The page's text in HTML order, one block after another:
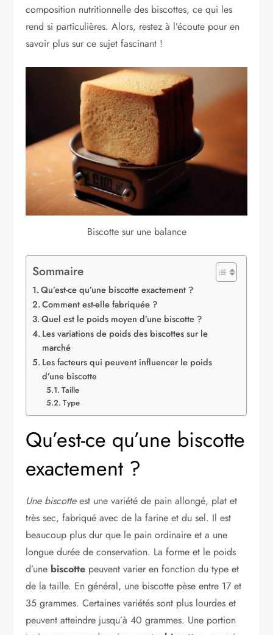
composition nutritionnelle des biscottes, ce qui les
rend si particulières. Alors, restez à l’écoute pour en
savoir plus sur ce sujet fascinant !
Biscotte sur une balance
Sommaire
Qu’est-ce qu’une biscotte exactement ?
Comment est-elle fabriquée ?
Quel est le poids moyen d’une biscotte ?
Les variations de poids des biscottes sur le
marché
Les facteurs qui peuvent influencer le poids
d’une biscotte
Taille
Type
Qu’est-ce qu’une biscotte
exactement ?
Une biscotteest une variété de pain allongé, plat et
très sec, fabriqué avec de la farine et du sel. Il est
beaucoup plus dur que le pain ordinaire et a une
longue durée de conservation. La forme et le poids
d’une biscotte peuvent varier en fonction du type et
de la taille. En général, une biscotte pèse entre 17 et
35 grammes. Certaines variétés sont plus lourdes et
peuvent atteindre jusqu’à 40 grammes. Une portion